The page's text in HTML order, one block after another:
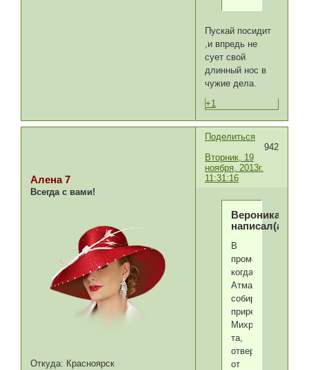
Пускай посидит
,и впредь не
сует свой
длинный нос в
чужие дела.
+1
Поделиться
942
Вторник, 19
ноября, 2013г.
11:31:16
Алена 7
Всегда с вами!
Откуда: Красноярск
Вероника
написал(а):
В
промо,
когда
Атмаджа
собирается
прирезать
Михрютку,
та,
отвернувшись
от